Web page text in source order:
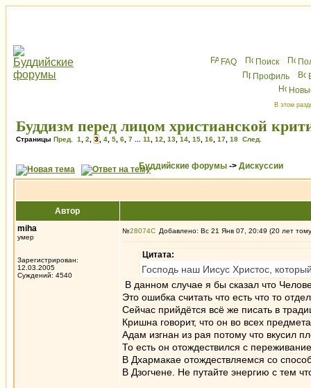
FAQ Поиск
Профиль
В этом
Буддизм перед лицом христианской
Страницы Пред. 1 2 3 4 5 6 7 11 12 13 14 15 16 17 18 След.
Буддийские форумы -> Дискуссии
Автор
miha
умер
Зарегистрирован:
12.03.2005
Суждений: 4540
№28074 Добавлено: Вс 21 Янв 07, 20:49 (20 лет
Цитата:
Господь наш Иисус Христос,
В данном случае я бы сказал что
Это ошибка считать что есть что то
Сейчас прийдётся всё же писать в
Кришна говорит, что он во всех
Адам изгнан из рая потому что вкусил
То есть он отождествился с
В Дхармакае отождествляемся со
В Дзогчене. Не путайте энергию с тем